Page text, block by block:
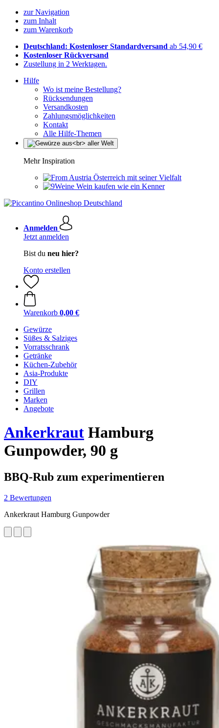
zur Navigation
zum Inhalt
zum Warenkorb
Deutschland: Kostenloser Standardversand ab 54,90 €
Kostenloser Rückversand
Zustellung in 2 Werktagen.
Hilfe
Wo ist meine Bestellung?
Rücksendungen
Versandkosten
Zahlungsmöglichkeiten
Kontakt
Alle Hilfe-Themen
Mehr Inspiration
Österreich mit seiner Vielfalt
Wein kaufen wie ein Kenner
Anmelden
Jetzt anmelden
Bist du neu hier?
Konto erstellen
Warenkorb 0,00 €
Gewürze
Süßes & Salziges
Vorratsschrank
Getränke
Küchen-Zubehör
Asia-Produkte
DIY
Grillen
Marken
Angebote
Ankerkraut Hamburg
Gunpowder, 90 g
BBQ-Rub zum experimentieren
2 Bewertungen
Ankerkraut Hamburg Gunpowder